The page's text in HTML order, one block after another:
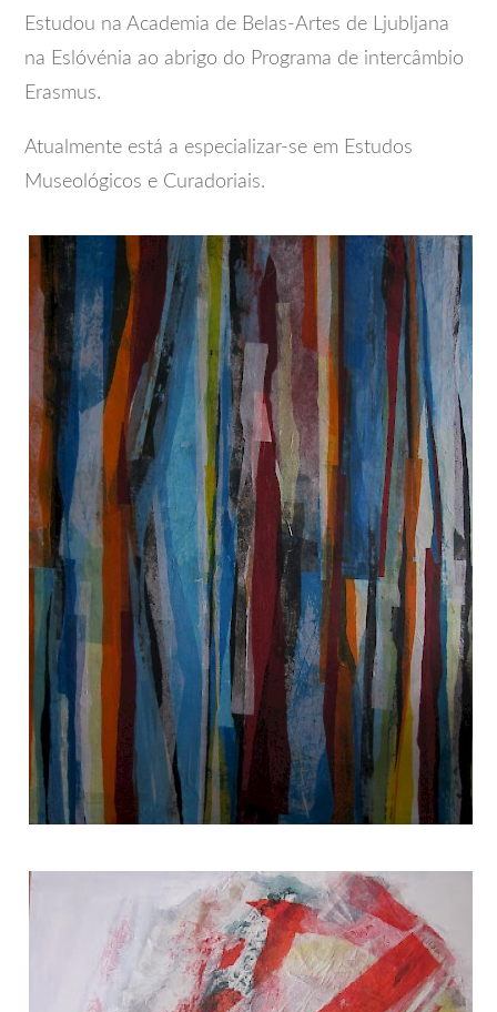
Estudou na Academia de Belas-Artes de Ljubljana
na Eslóvénia ao abrigo do Programa de intercâmbio
Erasmus.
Atualmente está a especializar-se em Estudos
Museológicos e Curadoriais.